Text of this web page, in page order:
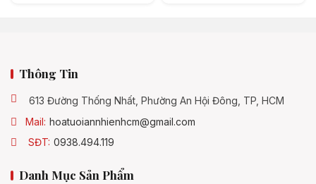
Thông Tin
613 Đường Thống Nhất, Phường An Hội Đông, TP, HCM
Mail: hoatuoiannhienhcm@gmail.com
SĐT: 0938.494.119
Danh Mục Sản Phẩm